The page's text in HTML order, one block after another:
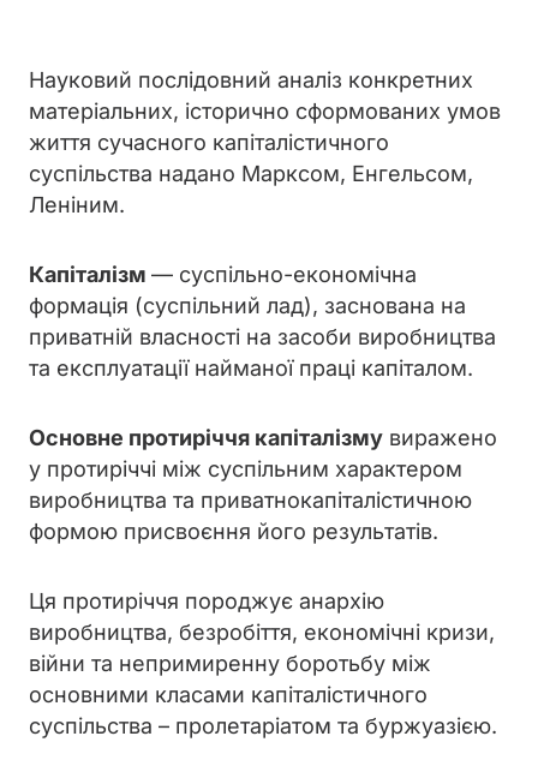
Науковий послідовний аналіз конкретних
матеріальних, історично сформованих умов
життя сучасного капіталістичного
суспільства надано Марксом, Енгельсом,
Леніним.
Капіталізм — суспільно-економічна
формація (суспільний лад), заснована на
приватній власності на засоби виробництва
та експлуатації найманої праці капіталом.
Основне протиріччя капіталізму виражено
у протиріччі між суспільним характером
виробництва та приватнокапіталістичною
формою присвоєння його результатів.
Ця протиріччя породжує анархію
виробництва, безробіття, економічні кризи,
війни та непримиренну боротьбу між
основними класами капіталістичного
суспільства – пролетаріатом та буржуазією.